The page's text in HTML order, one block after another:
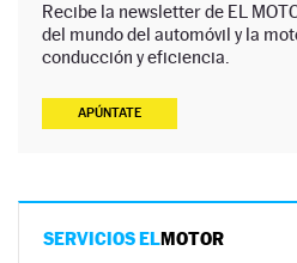
Recibe la newsletter de EL
del mundo del automóvil y la
conducción y eficiencia.
APÚNTATE
SERVICIOS ELMOTOR